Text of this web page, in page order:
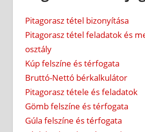
Pitagorasz tétel bizonyítása
Pitagorasz tétel feladatok és
osztály
Kúp felszíne és térfogata
Bruttó-Nettó bérkalkulátor
Pitagorasz tétele és feladatok
Gömb felszíne és térfogata
Gúla felszíne és térfogata